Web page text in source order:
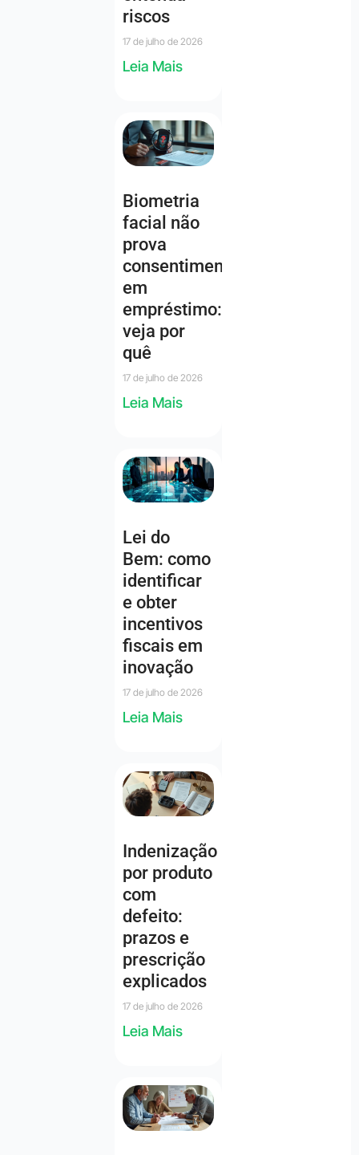
riscos
17 de julho de 2026
Leia Mais
Biometria
facial não
prova
consentimento
em
empréstimo:
veja por
quê
17 de julho de 2026
Leia Mais
Lei do
Bem: como
identificar
e obter
incentivos
fiscais em
inovação
17 de julho de 2026
Leia Mais
Indenização
por produto
com
defeito:
prazos e
prescrição
explicados
17 de julho de 2026
Leia Mais